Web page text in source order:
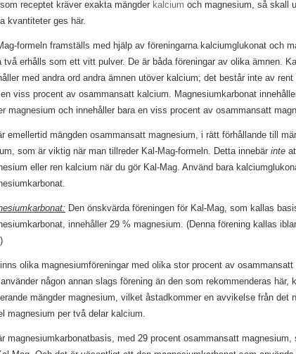
receptet kräver exakta mängder kalcium och magnesium, så skall
kvantiteter ges här.
formeln framställs med hjälp av föreningarna kalciumglukonat och
två erhålls som ett vitt pulver. De är båda föreningar av olika ämnen.
med andra ord andra ämnen utöver kalcium; det består inte av
en viss procent av osammansatt kalcium. Magnesiumkarbonat
magnesium och innehåller bara en viss procent av osammansatt
emellertid mängden osammansatt magnesium, i rätt förhållande till
som är viktig när man tillreder Kal-Mag-formeln. Detta innebär inte
eller ren kalcium när du gör Kal-Mag. Använd bara
Den önskvärda föreningen för Kal-Mag, som kallas
innehåller 29 % magnesium. (Denna förening kallas
olika magnesiumföreningar med olika stor procent av
någon annan slags förening än den som rekommenderas här,
mängder magnesium, vilket åstadkommer en avvikelse från det
magnesium per två delar kalcium.
magnesiumkarbonatbasis, med 29 procent osammansatt magnesium,